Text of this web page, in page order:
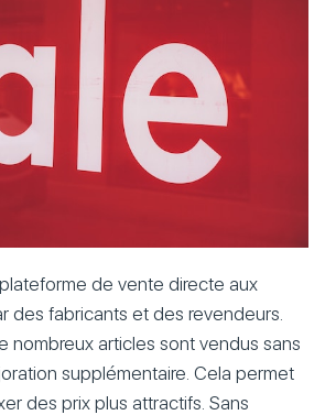
de vente directe aux
des fabricants et des revendeurs.
nombreux articles sont vendus sans
supplémentaire. Cela permet
des prix plus attractifs. Sans